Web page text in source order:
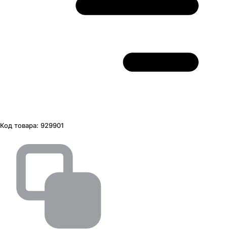
Код товара: 929901